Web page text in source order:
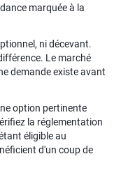
marquée à la
ni décevant.
Le marché
demande existe avant
option pertinente
la réglementation
éligible au
d'un coup de